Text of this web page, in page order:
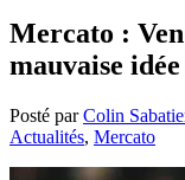
Mercato :
mauvaise idée
Posté parColin
Actualités, Mercato